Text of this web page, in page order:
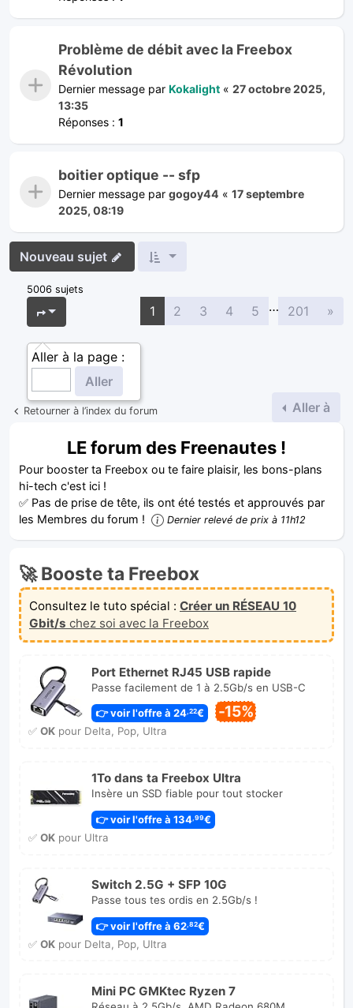
Problème de débit avec la Freebox
Révolution
Dernier message par Kokalight « 27 octobre 2025,
13:35
Réponses : 1
boitier optique -- sfp
Dernier message par gogoy44 « 17 septembre
2025, 08:19
Nouveau sujet
5006 sujets
Page
Aller à la page :
1 2 3 4 5 … 201 »
Retourner à l’index du forum Aller à
LE forum des Freenautes !
Pour booster ta Freebox ou te faire plaisir, les bons-plans
hi-tech c'est ici !
✅ Pas de prise de tête, ils ont été testés et approuvés par
les Membres du forum !
Dernier relevé de prix à 11h12
🚀 Booste ta Freebox
Consultez le tuto spécial : Créer un RÉSEAU 10
Gbit/s chez soi avec la Freebox
Port Ethernet RJ45 USB rapide
Passe facilement de 1 à 2.5Gb/s en USB-C
👉 voir l'offre à 24 ,22€ -15%
✅ OKpour Delta, Pop, Ultra
1To dans ta Freebox Ultra
Insère un SSD fiable pour tout stocker
👉 voir l'offre à 134 ,99€
✅ OKpour Ultra
Switch 2.5G + SFP 10G
Passe tous tes ordis en 2.5Gb/s !
👉 voir l'offre à 62,82€
✅ OKpour Delta, Pop, Ultra
Mini PC GMKtec Ryzen 7